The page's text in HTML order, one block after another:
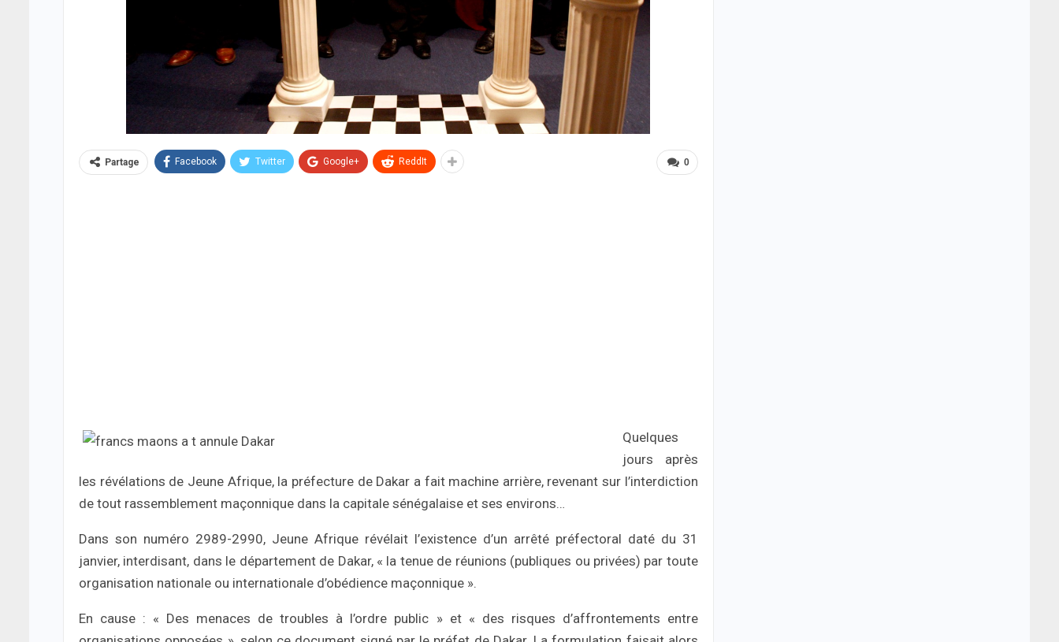
0
Partage Facebook Twitter Google+ ReddIt
Quelques
jours après
les révélations de Jeune Afrique, la préfecture de Dakar a fait machine arrière, revenant sur l’interdiction
de tout rassemblement maçonnique dans la capitale sénégalaise et ses environs…
Dans son numéro 2989-2990, Jeune Afrique révélait l’existence d’un arrêté préfectoral daté du 31
janvier, interdisant, dans le département de Dakar, « la tenue de réunions (publiques ou privées) par toute
organisation nationale ou internationale d’obédience maçonnique ».
En cause : « Des menaces de troubles à l’ordre public » et « des risques d’affrontements entre